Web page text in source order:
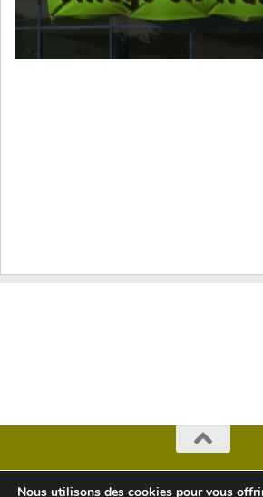
Nous utilisons des cookies pour vous